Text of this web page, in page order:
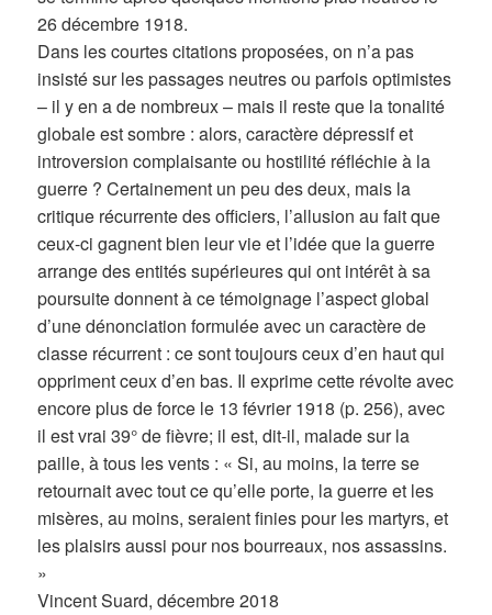
26 décembre 1918.
Dans les courtes citations proposées, on n’a pas
insisté sur les passages neutres ou parfois optimistes
– il y en a de nombreux – mais il reste que la tonalité
globale est sombre : alors, caractère dépressif et
introversion complaisante ou hostilité réfléchie à la
guerre ? Certainement un peu des deux, mais la
critique récurrente des officiers, l’allusion au fait que
ceux-ci gagnent bien leur vie et l’idée que la guerre
arrange des entités supérieures qui ont intérêt à sa
poursuite donnent à ce témoignage l’aspect global
d’une dénonciation formulée avec un caractère de
classe récurrent : ce sont toujours ceux d’en haut qui
oppriment ceux d’en bas. Il exprime cette révolte avec
encore plus de force le 13 février 1918 (p. 256), avec
il est vrai 39° de fièvre; il est, dit-il, malade sur la
paille, à tous les vents : « Si, au moins, la terre se
retournait avec tout ce qu’elle porte, la guerre et les
misères, au moins, seraient finies pour les martyrs, et
les plaisirs aussi pour nos bourreaux, nos assassins.
»
Vincent Suard, décembre 2018